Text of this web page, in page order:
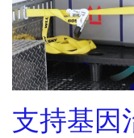
支持基因